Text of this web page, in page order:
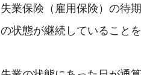
失業保険（雇用保険）の待
の状態が継続していること